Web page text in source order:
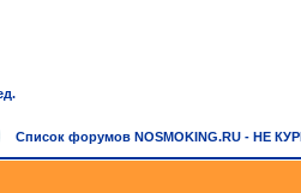
Список форумов NOSMOKING.RU - НЕ